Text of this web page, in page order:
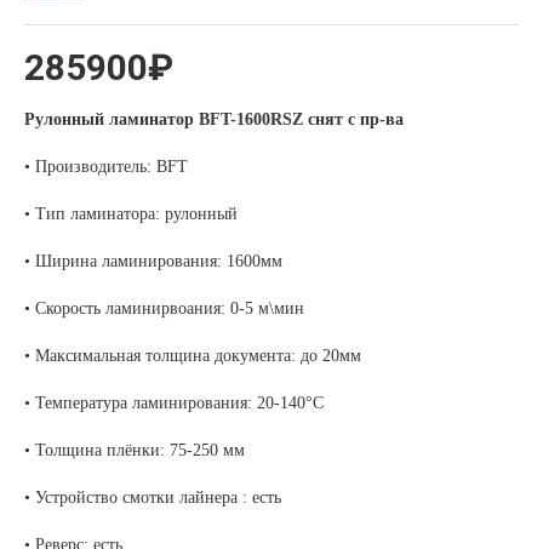
285900₽
Рулонный ламинатор BFT-1600RSZ снят с пр-ва
• Производитель: BFT
• Тип ламинатора: рулонный
• Ширина ламинирования: 1600мм
• Скорость ламинирвоания: 0-5 м\мин
• Максимальная толщина документа: до 20мм
• Температура ламинирования: 20-140°С
• Толщина плёнки: 75-250 мм
• Устройство смотки лайнера : есть
• Реверс: есть